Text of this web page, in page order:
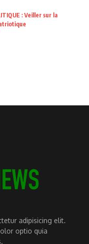
: Veiller sur la
adipisicing elit.
optio quia